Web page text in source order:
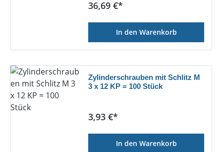
Regulärer Preis:
36,69 €*
In den Warenkorb
Zylinderschrauben mit Schlitz M
3 x 12 KP = 100 Stück
Regulärer Preis:
3,93 €*
In den Warenkorb